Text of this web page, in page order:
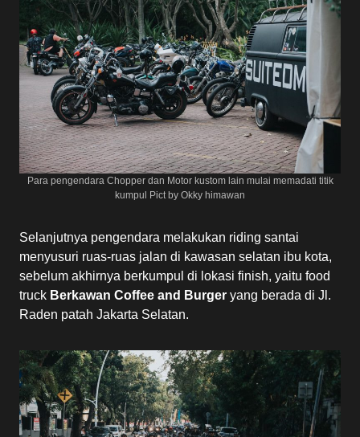
Para pengendara Chopper dan Motor kustom lain mulai memadati titik
kumpul Pict by Okky himawan
Selanjutnya pengendara melakukan riding santai
menyusuri ruas-ruas jalan di kawasan selatan ibu kota,
sebelum akhirnya berkumpul di lokasi finish, yaitu food
truck Berkawan Coffee and Burger yang berada di Jl.
Raden patah Jakarta Selatan.